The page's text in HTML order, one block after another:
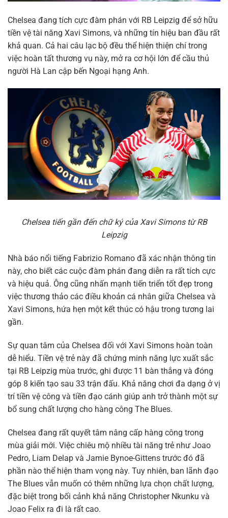
Chelsea đang tích cực đàm phán với RB Leipzig để sở hữu
tiền vệ tài năng Xavi Simons, và những tín hiệu ban đầu rất
khả quan. Cả hai câu lạc bộ đều thể hiện thiện chí trong
việc hoàn tất thương vụ này, mở ra cơ hội lớn để cầu thủ
người Hà Lan cập bến Ngoại hạng Anh.
Chelsea tiến gần đến chữ ký của Xavi Simons từ RB
Leipzig
Nhà báo nổi tiếng Fabrizio Romano đã xác nhận thông tin
này, cho biết các cuộc đàm phán đang diễn ra rất tích cực
và hiệu quả. Ông cũng nhấn mạnh tiến triển tốt đẹp trong
việc thương thảo các điều khoản cá nhân giữa Chelsea và
Xavi Simons, hứa hẹn một kết thúc có hậu trong tương lai
gần.
Sự quan tâm của Chelsea đối với Xavi Simons hoàn toàn
dễ hiểu. Tiền vệ trẻ này đã chứng minh năng lực xuất sắc
tại RB Leipzig mùa trước, ghi được 11 bàn thắng và đóng
góp 8 kiến tạo sau 33 trận đấu. Khả năng chơi đa dạng ở vị
trí tiền vệ công và tiền đạo cánh giúp anh trở thành một sự
bổ sung chất lượng cho hàng công The Blues.
Chelsea đang rất quyết tâm nâng cấp hàng công trong
mùa giải mới. Việc chiêu mộ nhiều tài năng trẻ như Joao
Pedro, Liam Delap và Jamie Bynoe-Gittens trước đó đã
phần nào thể hiện tham vọng này. Tuy nhiên, ban lãnh đạo
The Blues vẫn muốn có thêm những lựa chọn chất lượng,
đặc biệt trong bối cảnh khả năng Christopher Nkunku và
Joao Felix ra đi là rất cao.